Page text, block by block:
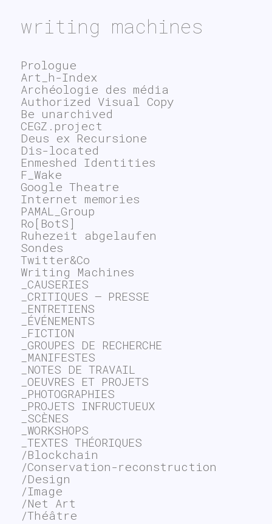
writing machines
Prologue
Art_h-Index
Archéologie des média
Authorized Visual Copy
Be unarchived
CEGZ.project
Deus ex Recursione
Dis-located
Enmeshed Identities
F_Wake
Google Theatre
Internet memories
PAMAL_Group
Ro[BotS]
Ruhezeit abgelaufen
Sondes
Twitter&Co
Writing Machines
_CAUSERIES
_CRITIQUES – PRESSE
_ENTRETIENS
_ÉVÉNEMENTS
_FICTION
_GROUPES DE RECHERCHE
_MANIFESTES
_NOTES DE TRAVAIL
_OEUVRES ET PROJETS
_PHOTOGRAPHIES
_PROJETS INFRUCTUEUX
_SCÈNES
_WORKSHOPS
_TEXTES THÉORIQUES
/Blockchain
/Conservation-reconstruction
/Design
/Image
/Net Art
/Théâtre